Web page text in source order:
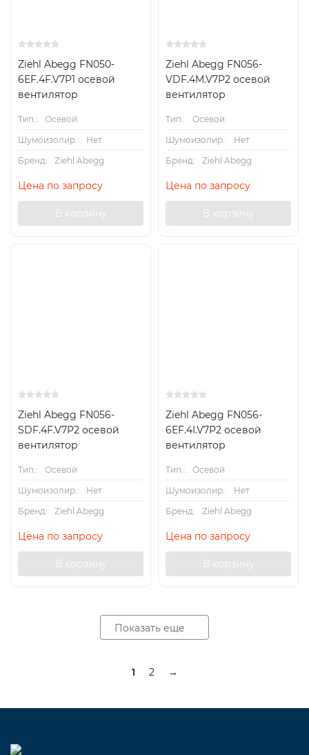
Ziehl Abegg FN050-
6EF.4F.V7P1 осевой
вентилятор
Тип.:
Осевой
Шумоизолир.:
Нет
Бренд:
Ziehl Abegg
Цена по запросу
В корзину
Ziehl Abegg FN056-
VDF.4M.V7P2 осевой
вентилятор
Тип.:
Осевой
Шумоизолир.:
Нет
Бренд:
Ziehl Abegg
Цена по запросу
В корзину
Ziehl Abegg FN056-
SDF.4F.V7P2 осевой
вентилятор
Тип.:
Осевой
Шумоизолир.:
Нет
Бренд:
Ziehl Abegg
Цена по запросу
В корзину
Ziehl Abegg FN056-
6EF.4I.V7P2 осевой
вентилятор
Тип.:
Осевой
Шумоизолир.:
Нет
Бренд:
Ziehl Abegg
Цена по запросу
В корзину
Показать еще
1 2 →